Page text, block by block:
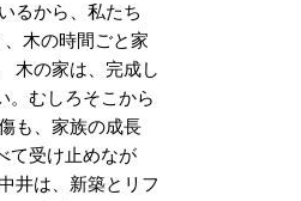
るから、私たち
、木の時間ごと家
木の家は、完成し
。むしろそこから
も、家族の成長
て受け止めなが
井は、新築とリフ